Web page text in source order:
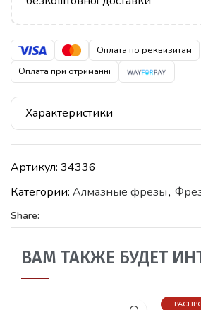
Оплата по реквизитам
Оплата при отриманні
Характеристики
Артикул: 34336
Категории: Алмазные фрезы,
Share:
ВАМ ТАКЖЕ БУДЕТ